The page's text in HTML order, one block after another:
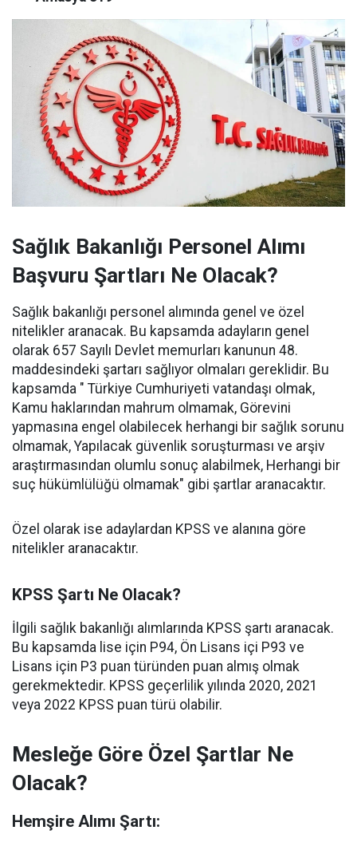
Sağlık Bakanlığı Personel Alımı
Başvuru Şartları Ne Olacak?
Sağlık bakanlığı personel alımında genel ve özel
nitelikler aranacak. Bu kapsamda adayların genel
olarak 657 Sayılı Devlet memurları kanunun 48.
maddesindeki şartarı sağlıyor olmaları gereklidir. Bu
kapsamda " Türkiye Cumhuriyeti vatandaşı olmak,
Kamu haklarından mahrum olmamak, Görevini
yapmasına engel olabilecek herhangi bir sağlık sorunu
olmamak, Yapılacak güvenlik soruşturması ve arşiv
araştırmasından olumlu sonuç alabilmek, Herhangi bir
suç hükümlülüğü olmamak" gibi şartlar aranacaktır.
Özel olarak ise adaylardan KPSS ve alanına göre
nitelikler aranacaktır.
KPSS Şartı Ne Olacak?
İlgili sağlık bakanlığı alımlarında KPSS şartı aranacak.
Bu kapsamda lise için P94, Ön Lisans içi P93 ve
Lisans için P3 puan türünden puan almış olmak
gerekmektedir. KPSS geçerlilik yılında 2020, 2021
veya 2022 KPSS puan türü olabilir.
Mesleğe Göre Özel Şartlar Ne
Olacak?
Hemşire Alımı Şartı: